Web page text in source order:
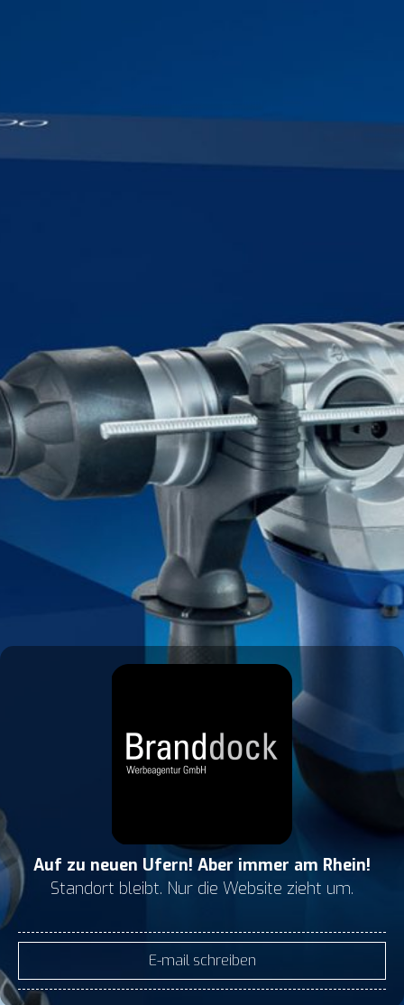
Auf zu neuen Ufern! Aber immer am Rhein!
Standort bleibt. Nur die Website zieht um.
E-mail schreiben